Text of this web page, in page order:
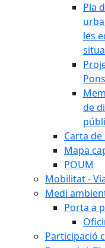
Pla
les
de
Carta
Mapa
POUM
Mobilitat -
Medi
Porta a
Participació